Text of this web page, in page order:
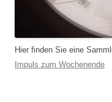
Hier finden Sie eine
Impuls zum Wochenende